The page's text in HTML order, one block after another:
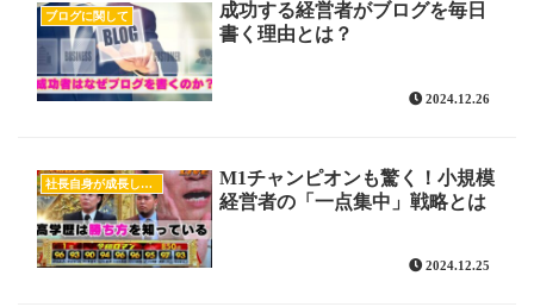
ブログに関して
成功する経営者がブログを毎日
書く理由とは？
2024.12.26
社長自身が成長したい
M1チャンピオンも驚く！小規模
経営者の「一点集中」戦略とは
2024.12.25